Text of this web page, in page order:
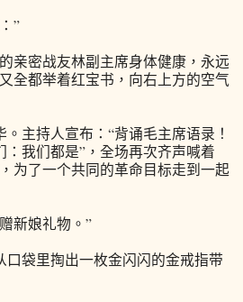
”
密战友林副主席身体健康，永远
全都举着红宝书，向右上方的空气
主持人宣布：“背诵毛主席语录！
我们都是”，全场再次齐声喊着
为了一个共同的革命目标走到一起
新娘礼物。”
袋里掏出一枚金闪闪的金戒指带